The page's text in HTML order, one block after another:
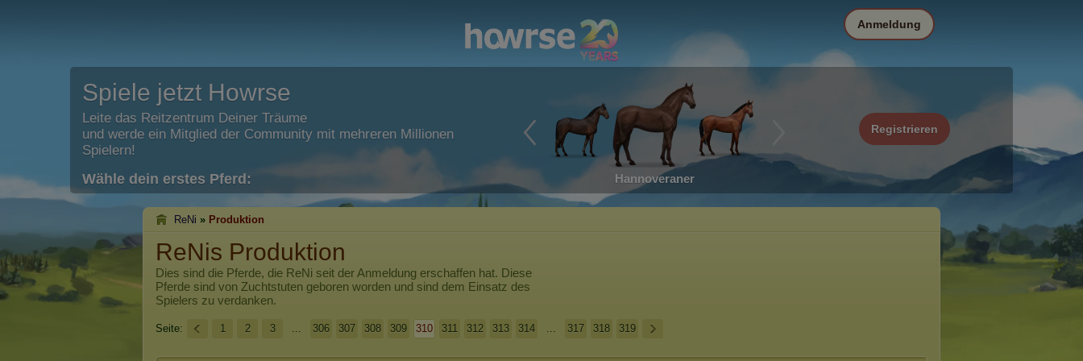
Spiele jetzt Howrse
Leite das Reitzentrum Deiner Träume
und werde ein Mitglied der Community mit mehreren Millionen
Spielern!
Wähle dein erstes Pferd: Hannoveraner
Registrieren
Anmeldung
ReNi » Produktion
ReNis Produktion
Dies sind die Pferde, die ReNi seit der Anmeldung erschaffen hat. Diese
Pferde sind von Zuchtstuten geboren worden und sind dem Einsatz des
Spielers zu verdanken.
Seite: 1 2 3 ... 306 307 308 309 310 311 312 313 314 ... 317 318 319